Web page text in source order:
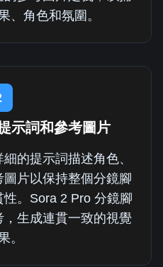
、角色和氛圍。
示詞和參考圖片
的提示詞描述角色、
片以保持整個分鏡腳
。Sora 2 Pro 分鏡腳
生成連貫一致的視覺
。